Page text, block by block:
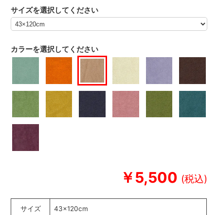
￥5,500
カラーを選択してください
サイズを選択してください
サイズ 43×120cm